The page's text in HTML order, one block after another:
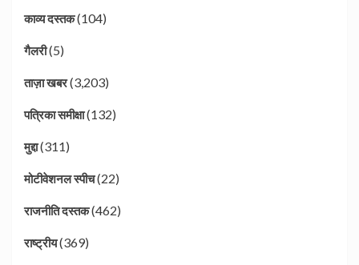
काव्य दस्तक(104)
गैलरी(5)
ताज़ा खबर(3,203)
पत्रिका समीक्षा(132)
मुद्दा(311)
मोटीवेशनल स्पीच(22)
राजनीति दस्तक(462)
राष्ट्रीय(369)